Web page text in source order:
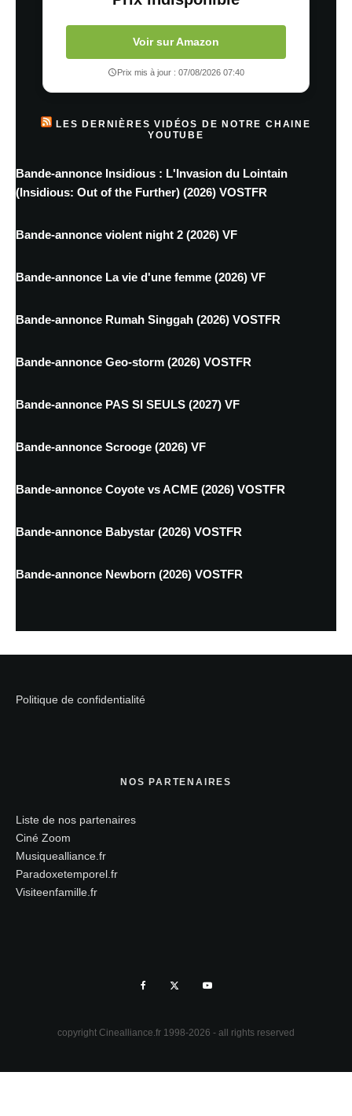
Voir sur Amazon
Prix mis à jour : 07/08/2026 07:40
LES DERNIÈRES VIDÉOS DE NOTRE CHAINE
YOUTUBE
Bande-annonce Insidious : L'Invasion du Lointain
(Insidious: Out of the Further) (2026) VOSTFR
Bande-annonce violent night 2 (2026) VF
Bande-annonce La vie d'une femme (2026) VF
Bande-annonce Rumah Singgah (2026) VOSTFR
Bande-annonce Geo-storm (2026) VOSTFR
Bande-annonce PAS SI SEULS (2027) VF
Bande-annonce Scrooge (2026) VF
Bande-annonce Coyote vs ACME (2026) VOSTFR
Bande-annonce Babystar (2026) VOSTFR
Bande-annonce Newborn (2026) VOSTFR
Politique de confidentialité
NOS PARTENAIRES
Liste de nos partenaires
Ciné Zoom
Musiquealliance.fr
Paradoxetemporel.fr
Visiteenfamille.fr
copyright Cinealliance.fr 1998-2026 - all rights reserved